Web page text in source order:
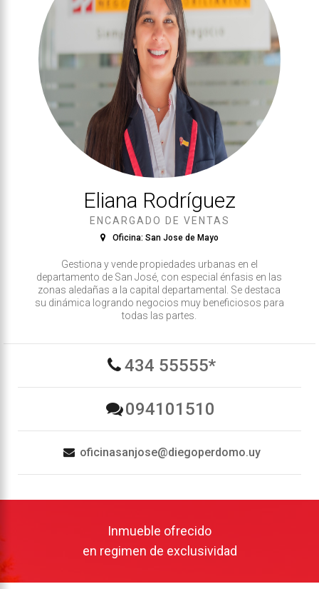
Eliana Rodríguez
ENCARGADO DE VENTAS
Oficina: San Jose de Mayo
Gestiona y vende propiedades urbanas en el
departamento de San José, con especial énfasis en las
zonas aledañas a la capital departamental. Se destaca
su dinámica logrando negocios muy beneficiosos para
todas las partes.
434 55555*
094101510
oficinasanjose@diegoperdomo.uy
Inmueble ofrecido
en regimen de exclusividad